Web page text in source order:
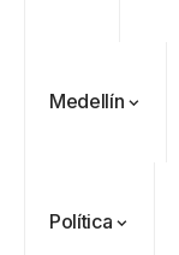
Medellín
Política